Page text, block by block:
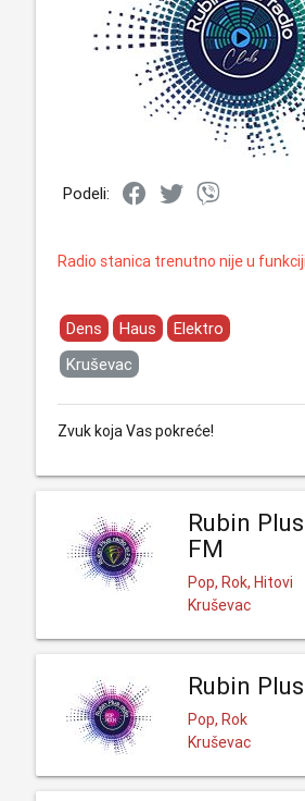
Podeli:
Radio stanica trenutno nije u funkciji.
Dens Haus
Elektro
Kruševac
Zvuk koja Vas pokreće!
Rubin
FM
Pop, Rok, Hitovi
Kruševac
Rubin
Pop, Rok
Kruševac